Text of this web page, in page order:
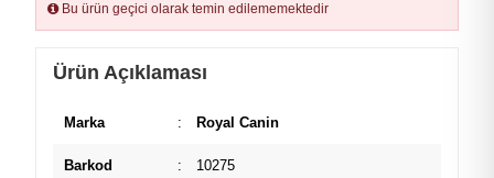
Bu ürün geçici olarak temin edilememektedir
Ürün Açıklaması
Marka : Royal Canin
Barkod : 10275